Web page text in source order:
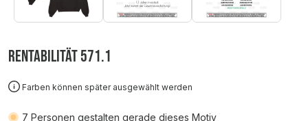
RENTABILITÄT 571.1
Farben können später ausgewählt werden
7 Personen gestalten gerade dieses Motiv